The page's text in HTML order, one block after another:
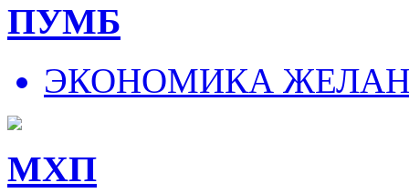
ПУМБ
ЭКОНОМИКА
МХП